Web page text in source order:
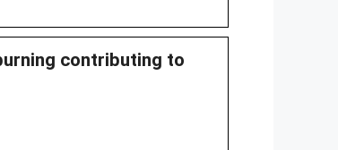
contributing to